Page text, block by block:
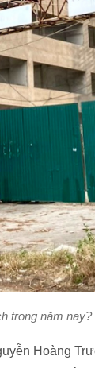
trong năm
Hoàng